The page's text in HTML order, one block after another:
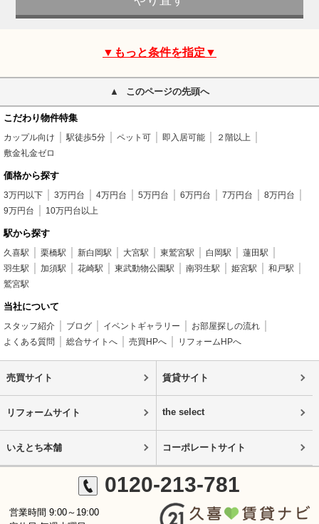
▼もっと条件を指定▼
このページの先頭へ
こだわり物件特集
カップル向け 駅徒歩5分 ペット可 即入居可能
２階以上
敷金礼金ゼロ
価格から探す
3万円以下 3万円台 4万円台 5万円台 6万円台 7万円台
8万円台
9万円台
10万円台以上
駅から探す
久喜駅 栗橋駅 新白岡駅 大宮駅 東鷲宮駅 白岡駅
蓮田駅
羽生駅
加須駅 花崎駅 東武動物公園駅 南羽生駅 姫宮駅
和戸駅
鷲宮駅
当社について
スタッフ紹介 ブログ イベントギャラリー
お部屋探しの流れ
よくある質問
総合サイトへ 売買HPへ リフォームHPへ
売買サイト 賃貸サイト
リフォームサイト the select
いえとち本舗 コーポレートサイト
0120-213-781
営業時間 9:00～19:00